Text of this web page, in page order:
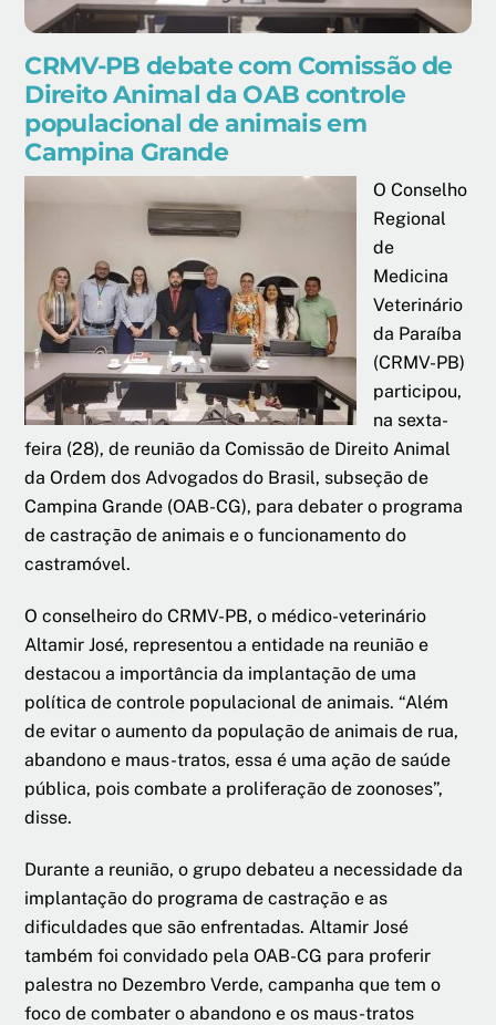
CRMV-PB debate com Comissão de
Direito Animal da OAB controle
populacional de animais em
Campina Grande
O Conselho
Regional
de
Medicina
Veterinário
da Paraíba
(CRMV-PB)
participou,
na sexta-
feira (28), de reunião da Comissão de Direito Animal
da Ordem dos Advogados do Brasil, subseção de
Campina Grande (OAB-CG), para debater o programa
de castração de animais e o funcionamento do
castramóvel.
O conselheiro do CRMV-PB, o médico-veterinário
Altamir José, representou a entidade na reunião e
destacou a importância da implantação de uma
política de controle populacional de animais. “Além
de evitar o aumento da população de animais de rua,
abandono e maus-tratos, essa é uma ação de saúde
pública, pois combate a proliferação de zoonoses”,
disse.
Durante a reunião, o grupo debateu a necessidade da
implantação do programa de castração e as
dificuldades que são enfrentadas. Altamir José
também foi convidado pela OAB-CG para proferir
palestra no Dezembro Verde, campanha que tem o
foco de combater o abandono e os maus-tratos